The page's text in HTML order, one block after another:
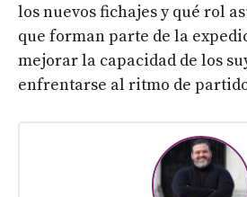
los nuevos fichajes y qué rol
que forman parte de la
mejorar la capacidad de los
enfrentarse al ritmo de